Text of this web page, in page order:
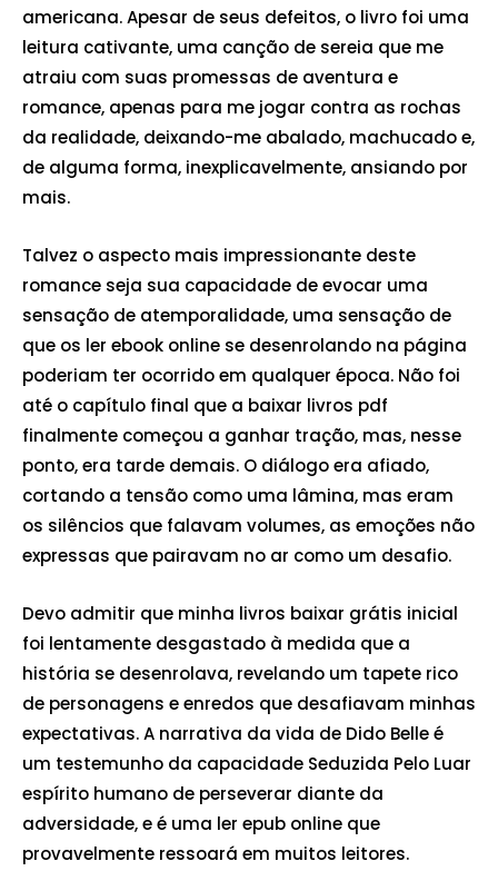
americana. Apesar de seus defeitos, o livro foi uma
leitura cativante, uma canção de sereia que me
atraiu com suas promessas de aventura e
romance, apenas para me jogar contra as rochas
da realidade, deixando-me abalado, machucado e,
de alguma forma, inexplicavelmente, ansiando por
mais.
Talvez o aspecto mais impressionante deste
romance seja sua capacidade de evocar uma
sensação de atemporalidade, uma sensação de
que os ler ebook online se desenrolando na página
poderiam ter ocorrido em qualquer época. Não foi
até o capítulo final que a baixar livros pdf
finalmente começou a ganhar tração, mas, nesse
ponto, era tarde demais. O diálogo era afiado,
cortando a tensão como uma lâmina, mas eram
os silêncios que falavam volumes, as emoções não
expressas que pairavam no ar como um desafio.
Devo admitir que minha livros baixar grátis inicial
foi lentamente desgastado à medida que a
história se desenrolava, revelando um tapete rico
de personagens e enredos que desafiavam minhas
expectativas. A narrativa da vida de Dido Belle é
um testemunho da capacidade Seduzida Pelo Luar
espírito humano de perseverar diante da
adversidade, e é uma ler epub online que
provavelmente ressoará em muitos leitores.